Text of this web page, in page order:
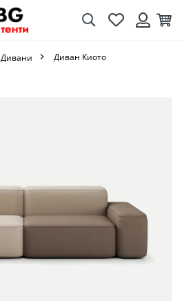
ТърсенеЛюбими
Дивани Диван Киото